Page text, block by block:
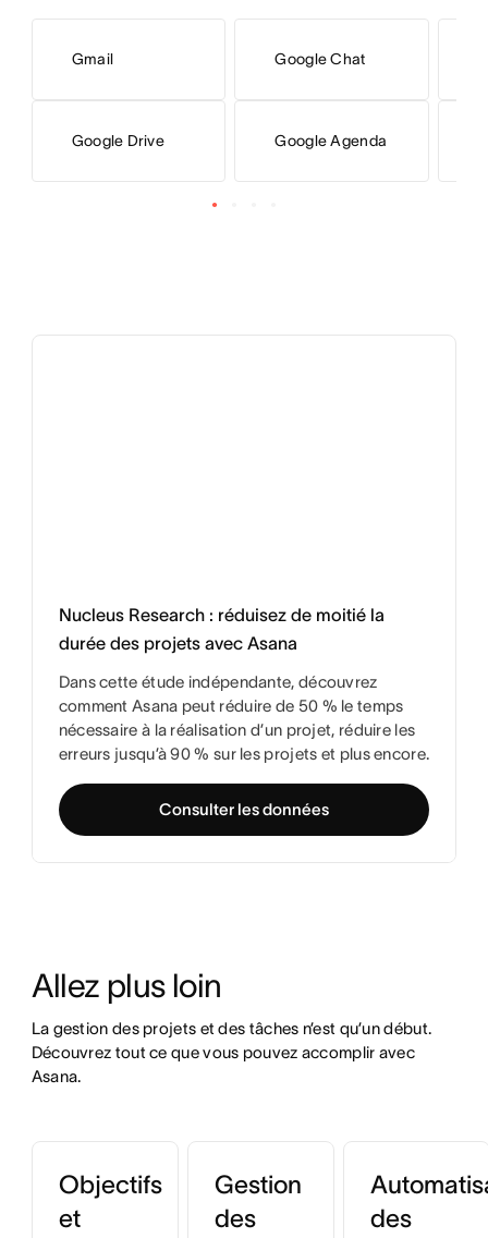
Gmail
Google Drive
Google Chat
Google Agenda
Nucleus Research : réduisez de moitié la
durée des projets avec Asana
Dans cette étude indépendante, découvrez
comment Asana peut réduire de 50 % le temps
nécessaire à la réalisation d’un projet, réduire les
erreurs jusqu’à 90 % sur les projets et plus encore.
Consulter les données
Allez plus loin
La gestion des projets et des tâches n’est qu’un début.
Découvrez tout ce que vous pouvez accomplir avec
Asana.
Objectifs
et
Gestion
des
des